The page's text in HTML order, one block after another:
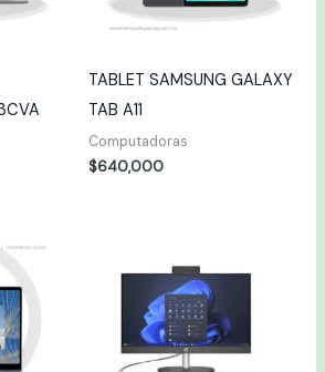
TABLET SAMSUNG GALAXY
TAB A11
Computadoras
$640,000